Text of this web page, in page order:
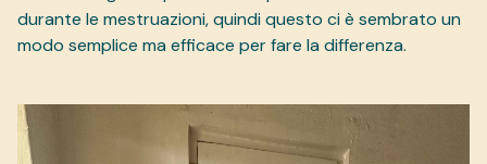
durante le mestruazioni, quindi questo ci è sembrato un
modo semplice ma efficace per fare la differenza.